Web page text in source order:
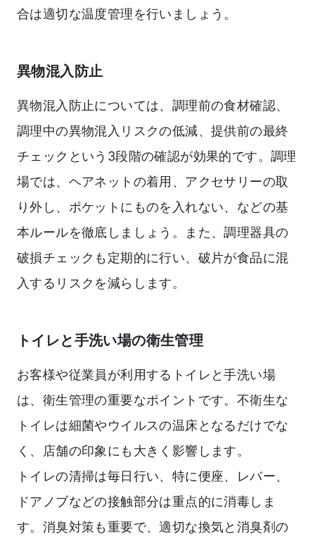
合は適切な温度管理を行いましょう。
異物混入防止
異物混入防止については、調理前の食材確認、
調理中の異物混入リスクの低減、提供前の最終
チェックという3段階の確認が効果的です。調理
場では、ヘアネットの着用、アクセサリーの取
り外し、ポケットにものを入れない、などの基
本ルールを徹底しましょう。また、調理器具の
破損チェックも定期的に行い、破片が食品に混
入するリスクを減らします。
トイレと手洗い場の衛生管理
お客様や従業員が利用するトイレと手洗い場
は、衛生管理の重要なポイントです。不衛生な
トイレは細菌やウイルスの温床となるだけでな
く、店舗の印象にも大きく影響します。
トイレの清掃は毎日行い、特に便座、レバー、
ドアノブなどの接触部分は重点的に消毒しま
す。消臭対策も重要で、適切な換気と消臭剤の